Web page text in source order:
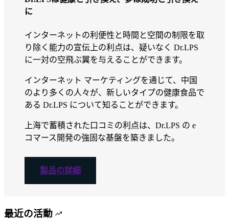
に
インターネットの利便性と時間と空間の制限を取
り除く能力の宣伝上の利点は、疑いなく Dr.LPS
に一対の空飛ぶ翼を与えることができます。
インターネット マーケティングを通じて、中国
のより多くの人々が、新しいタイプの健康食品で
ある Dr.LPS について知ることができます。
上海で蓄積された口コミの利点は、Dr.LPS の e
コマース開発の強固な基盤を築きました。
製品の詳細
最近の活動